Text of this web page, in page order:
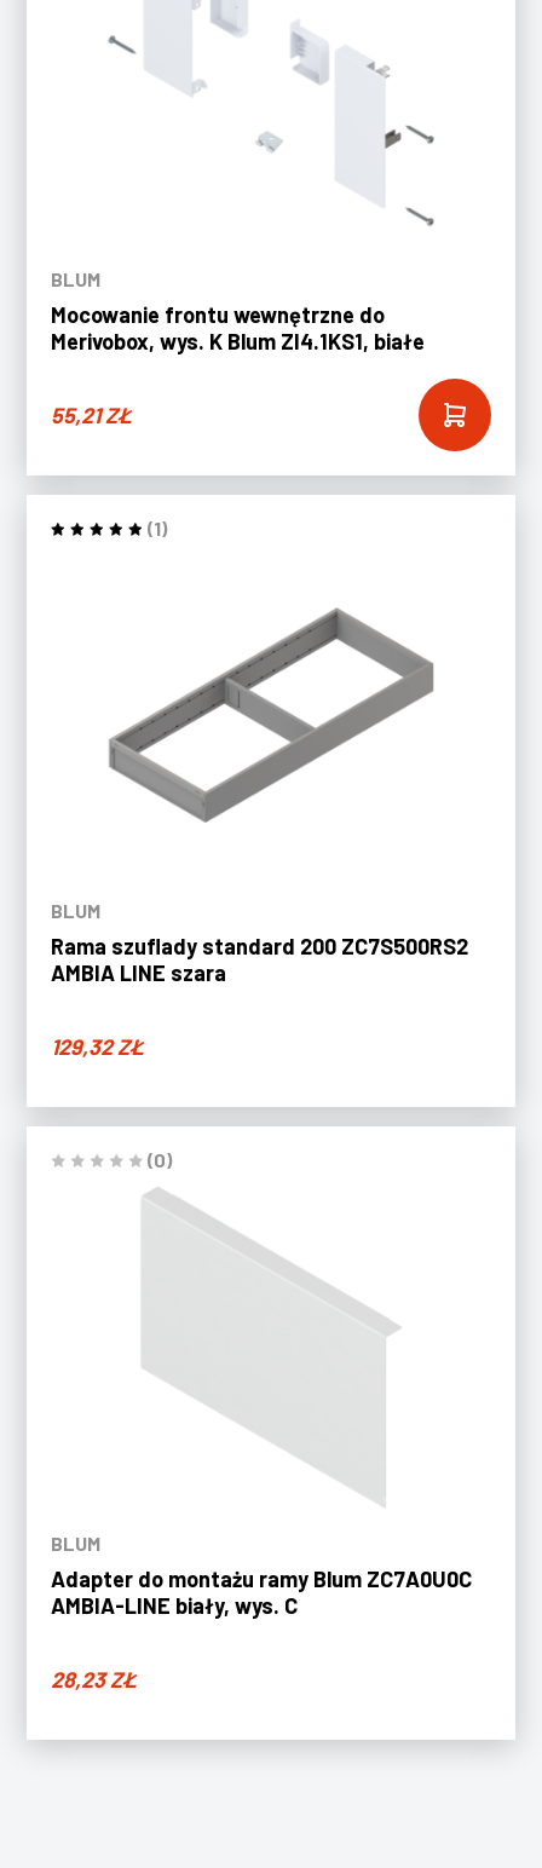
BLUM
Mocowanie frontu wewnętrzne do
Merivobox, wys. K Blum ZI4.1KS1, białe
55,21ZŁ
(1)
BLUM
Rama szuflady standard 200 ZC7S500RS2
AMBIA LINE szara
129,32ZŁ
(0)
BLUM
Adapter do montażu ramy Blum ZC7A0U0C
AMBIA-LINE biały, wys. C
28,23ZŁ